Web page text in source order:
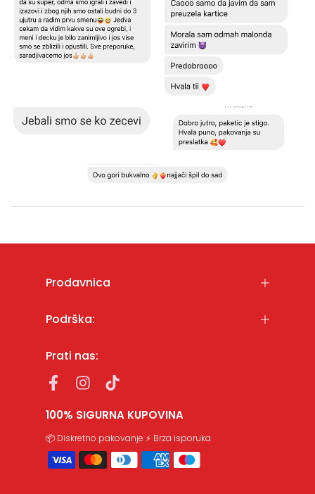
Prodavnica
Podrška:
Prati nas:
100% SIGURNA KUPOVINA
📦 Diskretno pakovanje ⚡ Brza isporuka